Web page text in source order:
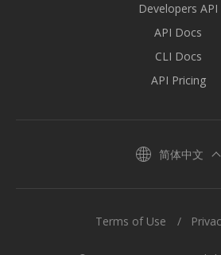
Developers API
API Docs
CLI Docs
API Pricing
简体中文
Terms of Use